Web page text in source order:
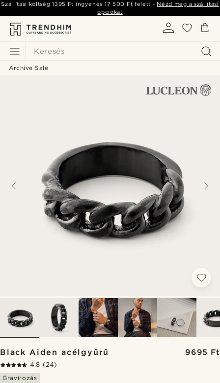
Keresés
Szállítási költség1395 Ft ingyenes 17 500 Ft felett - Nézd meg a szállítási
opciókat
Archive Sale
Black Aiden acélgyűrű 9695 Ft
4.8 (24)
Gravírozás